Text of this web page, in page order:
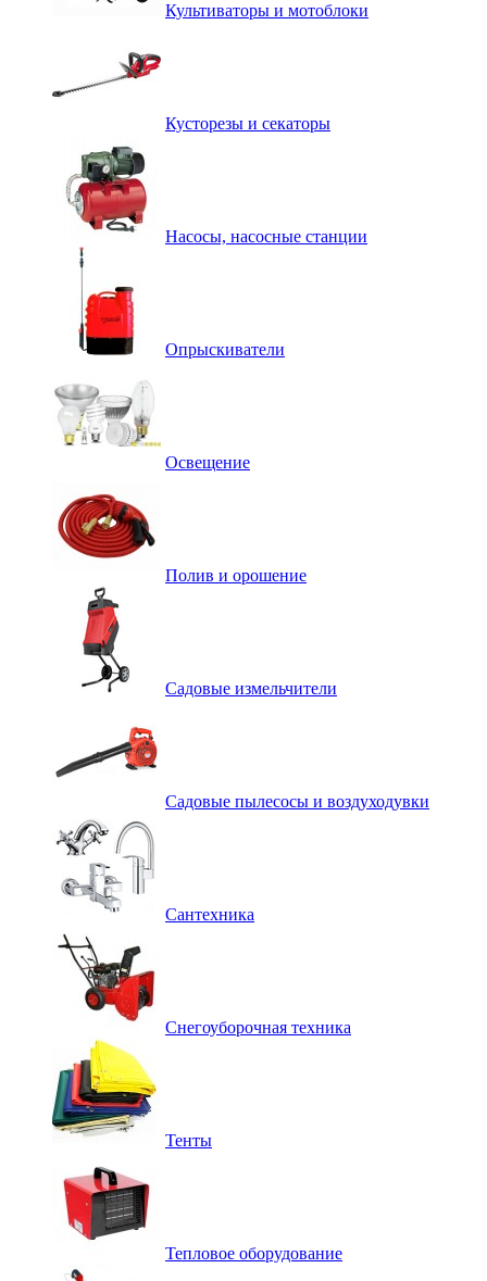
Культиваторы и мотоблоки
Кусторезы и секаторы
Насосы, насосные станции
Опрыскиватели
Освещение
Полив и орошение
Садовые измельчители
Садовые пылесосы и воздуходувки
Сантехника
Снегоуборочная техника
Тенты
Тепловое оборудование